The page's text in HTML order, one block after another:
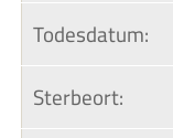
Todesdatum:
Sterbeort: